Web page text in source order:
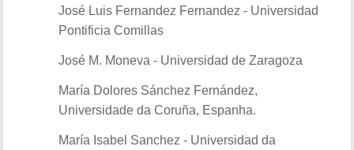
José Luis Fernandez Fernandez - Universidad
Pontificia Comillas
José M. Moneva - Universidad de Zaragoza
María Dolores Sánchez Fernández,
Universidade da Coruña, Espanha.
María Isabel Sanchez - Universidad da